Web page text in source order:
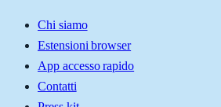
Chi siamo
Estensioni browser
App accesso rapido
Contatti